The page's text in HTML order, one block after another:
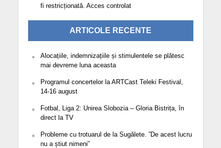
fi restricționată. Acces controlat
ARTICOLE RECENTE
Alocațiile, indemnizațiile și stimulentele se plătesc
mai devreme luna aceasta
Programul concertelor la ARTCast Teleki Festival,
14-16 august
Fotbal, Liga 2: Unirea Slobozia – Gloria Bistrița, în
direct la TV
Probleme cu trotuarul de la Sugălete. ”De acest lucru
nu a știut nimeni”